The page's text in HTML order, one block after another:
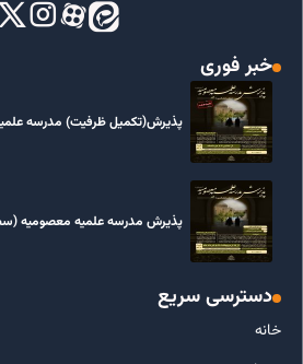
خبر فوری
پذیرش(تکمیل ظرفیت) مدرسه
پذیرش مدرسه علمیه معصومیه‌
دسترسی سریع
خانه